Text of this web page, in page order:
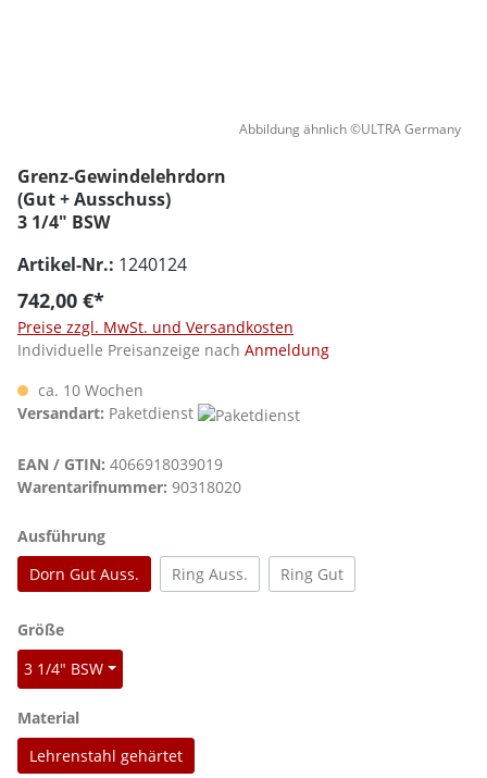
Abbildung ähnlich ©ULTRA Germany
Grenz-Gewindelehrdorn
(Gut + Ausschuss)
3 1/4" BSW
Artikel-Nr.: 1240124
742,00 €*
Preise zzgl. MwSt. und Versandkosten
Individuelle Preisanzeige nach Anmeldung
ca. 10 Wochen
Versandart: Paketdienst
EAN / GTIN: 4066918039019
Warentarifnummer: 90318020
Ausführungauswählen
Dorn Gut Auss.
Ring Auss. Ring Gut
Größeauswählen
3 1/4" BSW
Materialauswählen
Lehrenstahl gehärtet